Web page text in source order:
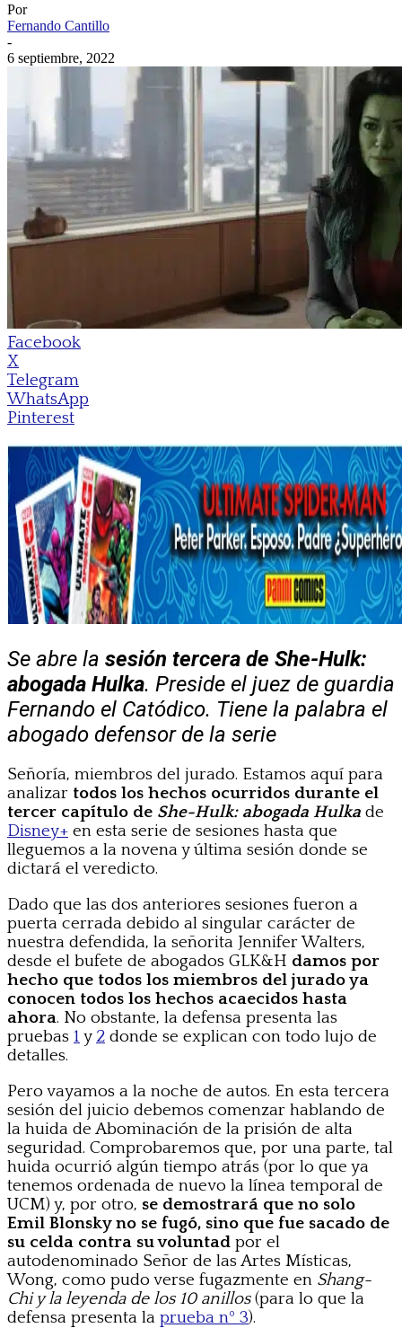
Por
Fernando Cantillo
-
6 septiembre, 2022
Facebook
X
Telegram
WhatsApp
Pinterest
Se abre la sesión tercera de She-Hulk:
abogada Hulka. Preside el juez de guardia
Fernando el Catódico. Tiene la palabra el
abogado defensor de la serie
Señoría, miembros del jurado. Estamos aquí para
analizar todos los hechos ocurridos durante el
tercer capítulo de She-Hulk: abogada Hulka de
Disney+ en esta serie de sesiones hasta que
lleguemos a la novena y última sesión donde se
dictará el veredicto.
Dado que las dos anteriores sesiones fueron a
puerta cerrada debido al singular carácter de
nuestra defendida, la señorita Jennifer Walters,
desde el bufete de abogados GLK&H damos por
hecho que todos los miembros del jurado ya
conocen todos los hechos acaecidos hasta
ahora. No obstante, la defensa presenta las
pruebas 1 y 2 donde se explican con todo lujo de
detalles.
Pero vayamos a la noche de autos. En esta tercera
sesión del juicio debemos comenzar hablando de
la huida de Abominación de la prisión de alta
seguridad. Comprobaremos que, por una parte, tal
huida ocurrió algún tiempo atrás (por lo que ya
tenemos ordenada de nuevo la línea temporal de
UCM) y, por otro, se demostrará que no solo
Emil Blonsky no se fugó, sino que fue sacado de
su celda contra su voluntad por el
autodenominado Señor de las Artes Místicas,
Wong, como pudo verse fugazmente en Shang-
Chi y la leyenda de los 10 anillos(para lo que la
defensa presenta la prueba nº 3).